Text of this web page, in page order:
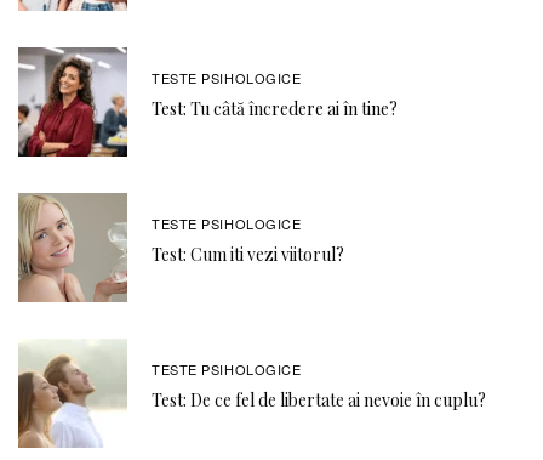
TESTE PSIHOLOGICE
Test: Tu câtă încredere ai în tine?
TESTE PSIHOLOGICE
Test: Cum iti vezi viitorul?
TESTE PSIHOLOGICE
Test: De ce fel de libertate ai nevoie în cuplu?